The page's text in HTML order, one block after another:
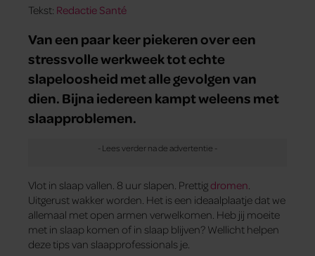
Tekst: Redactie Santé
Van een paar keer piekeren over een
stressvolle werkweek tot echte
slapeloosheid met alle gevolgen van
dien. Bijna iedereen kampt weleens met
slaapproblemen.
Vlot in slaap vallen. 8 uur slapen. Prettigdromen
Uitgerust wakker worden. Het is een ideaalplaatje dat we
allemaal met open armen verwelkomen. Heb jij moeite
met in slaap komen of in slaap blijven? Wellicht helpen
deze tips van slaapprofessionals je.